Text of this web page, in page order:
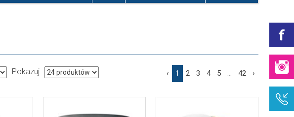
Pokazuj ‹ 1 2 3 4 5 ... 42 ›